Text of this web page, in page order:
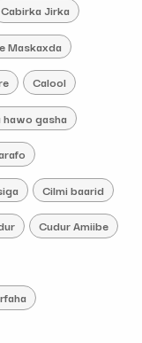
Cabirka Jirka
Maskaxda
Calool
gasha
Cilmi baarid
Cudur Amiibe